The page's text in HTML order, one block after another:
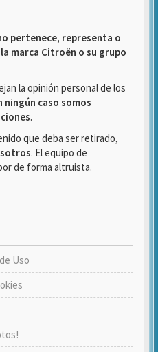
pertenece, representa o
marca Citroën o su grupo
la opinión personal de los
ningún caso somos
.
que deba ser retirado,
. El equipo de
de forma altruista.
Uso